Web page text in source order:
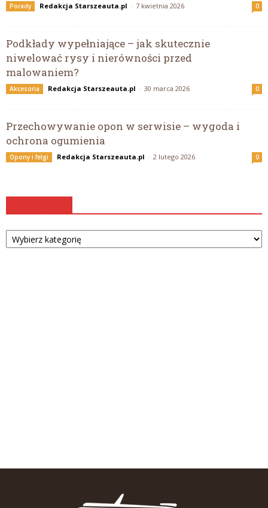
Porady Redakcja Starszeauta.pl - 7 kwietnia 2026 0
Podkłady wypełniające – jak skutecznie
niwelować rysy i nierówności przed
malowaniem?
Akcesoria Redakcja Starszeauta.pl - 30 marca 2026 0
Przechowywanie opon w serwisie – wygoda i
ochrona ogumienia
Opony i felgi Redakcja Starszeauta.pl - 2 lutego 2026 0
Kategorie